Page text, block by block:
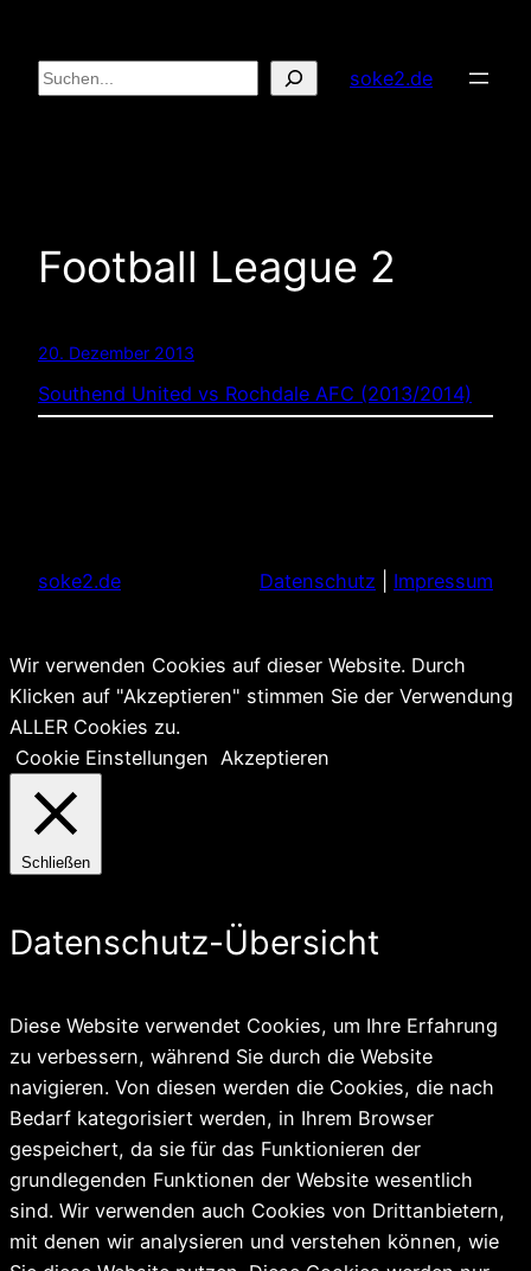
Inhalt
springen
Suchen soke2.de
Football League 2
20. Dezember 2013
Southend United vs Rochdale AFC (2013/2014)
soke2.de Datenschutz Impressum
Wir verwenden Cookies auf dieser Website. Durch
Klicken auf "Akzeptieren" stimmen Sie der Verwendung
ALLER Cookies zu.
Cookie Einstellungen Akzeptieren
Schließen
Datenschutz-Übersicht
Diese Website verwendet Cookies, um Ihre Erfahrung
zu verbessern, während Sie durch die Website
navigieren. Von diesen werden die Cookies, die nach
Bedarf kategorisiert werden, in Ihrem Browser
gespeichert, da sie für das Funktionieren der
grundlegenden Funktionen der Website wesentlich
sind. Wir verwenden auch Cookies von Drittanbietern,
mit denen wir analysieren und verstehen können, wie